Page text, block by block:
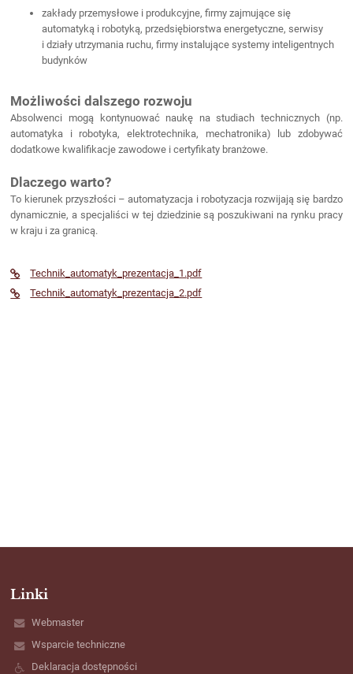
zakłady przemysłowe i produkcyjne,firmy zajmujące się
automatyką i robotyką, przedsiębiorstwa energetyczne,serwisy
i działy utrzymania ruchu,firmy instalujące systemy inteligentnych
budynków
Możliwości dalszego rozwoju
Absolwenci mogą kontynuować naukę na studiach technicznych (np.
automatyka i robotyka, elektrotechnika, mechatronika) lub zdobywać
dodatkowe kwalifikacje zawodowe i certyfikaty branżowe.
Dlaczego warto?
To kierunek przyszłości – automatyzacja i robotyzacja rozwijają się bardzo
dynamicznie, a specjaliści w tej dziedzinie są poszukiwani na rynku pracy
w kraju i za granicą.
Technik_automatyk_prezentacja_1.pdf
Technik_automatyk_prezentacja_2.pdf
Linki
Webmaster
Wsparcie techniczne
Deklaracja dostępności